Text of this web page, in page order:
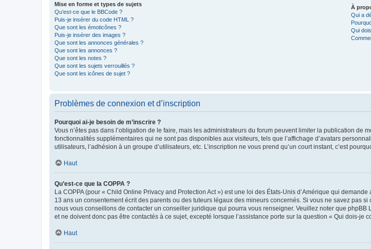
Mise en forme et types de sujets
Qu’est-ce que le BBCode ?
Puis-je insérer du code HTML ?
Que sont les émoticônes ?
Puis-je insérer des images ?
Que sont les annonces générales ?
Que sont les annonces ?
Que sont les notes ?
Que sont les sujets verrouillés ?
Que sont les icônes de sujet ?
À
Qui a
Qui
Problèmes de connexion et d’inscription
Pourquoi ai-je besoin de m’inscrire ?
Vous n’êtes pas dans l’obligation de le faire, mais les administrateurs du forum peuvent limiter la publication
fonctionnalités supplémentaires qui ne sont pas disponibles aux visiteurs, tels que l’affichage d’avatars
utilisateurs, l’adhésion à un groupe d’utilisateurs, etc. L’inscription ne vous prend qu’un court instant, c’est
Haut
Qu’est-ce que la COPPA ?
La COPPA (pour « Child Online Privacy and Protection Act ») est une loi des États-Unis d’Amérique qui
13 ans un consentement écrit des parents ou des tuteurs légaux des mineurs concernés. Si vous ne savez pas
nous vous conseillons de contacter un conseiller juridique qui pourra vous renseigner. Veuillez noter que
et ne doivent donc pas être contactés à ce sujet, excepté lorsque l’assistance porte sur la question « Qui dois-je
Haut